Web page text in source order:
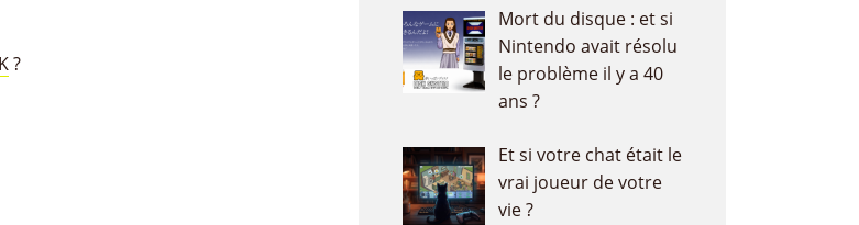
?
Mort du disque : et si
Nintendo avait résolu
le problème il y a 40
ans ?
Et si votre chat était le
vrai joueur de votre
vie ?